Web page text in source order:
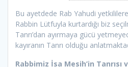
Bu ayetdede Rab Yahudi
Rabbin Lütfuyla kurtardığı biz
Tanrı’dan ayırmaya gücü
kayıranın Tanrı olduğu
Rabbimiz İsa Mesih’in Tanrısı